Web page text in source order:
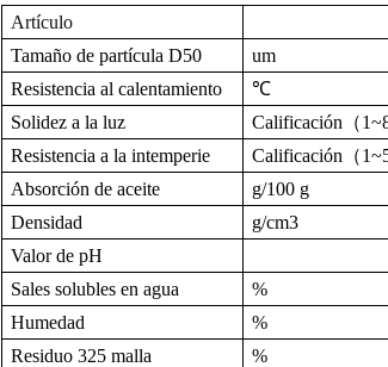
Artículo
Tamaño de partícula D50
um
Resistencia al calentamiento
℃
Solidez a la luz
Calificación （
Resistencia a la intemperie
Calificación （
Absorción de aceite
g/100 g
Densidad
g/cm3
Valor de pH
Sales solubles en agua
%
Humedad
%
Residuo 325 malla %